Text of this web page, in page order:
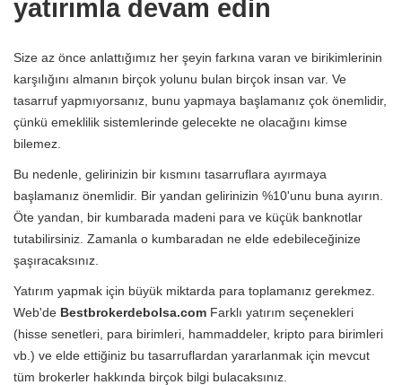
yatırımla devam edin
Size az önce anlattığımız her şeyin farkına varan ve birikimlerinin
karşılığını almanın birçok yolunu bulan birçok insan var. Ve
tasarruf yapmıyorsanız, bunu yapmaya başlamanız çok önemlidir,
çünkü emeklilik sistemlerinde gelecekte ne olacağını kimse
bilemez.
Bu nedenle, gelirinizin bir kısmını tasarruflara ayırmaya
başlamanız önemlidir. Bir yandan gelirinizin %10'unu buna ayırın.
Öte yandan, bir kumbarada madeni para ve küçük banknotlar
tutabilirsiniz. Zamanla o kumbaradan ne elde edebileceğinize
şaşıracaksınız.
Yatırım yapmak için büyük miktarda para toplamanız gerekmez.
Web'de Bestbrokerdebolsa.com Farklı yatırım seçenekleri
(hisse senetleri, para birimleri, hammaddeler, kripto para birimleri
vb.) ve elde ettiğiniz bu tasarruflardan yararlanmak için mevcut
tüm brokerler hakkında birçok bilgi bulacaksınız.